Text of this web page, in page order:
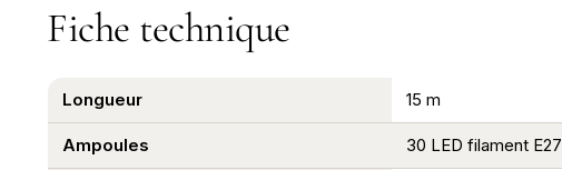
Fiche technique
Longueur 15 m
Ampoules 30 LED filament E27